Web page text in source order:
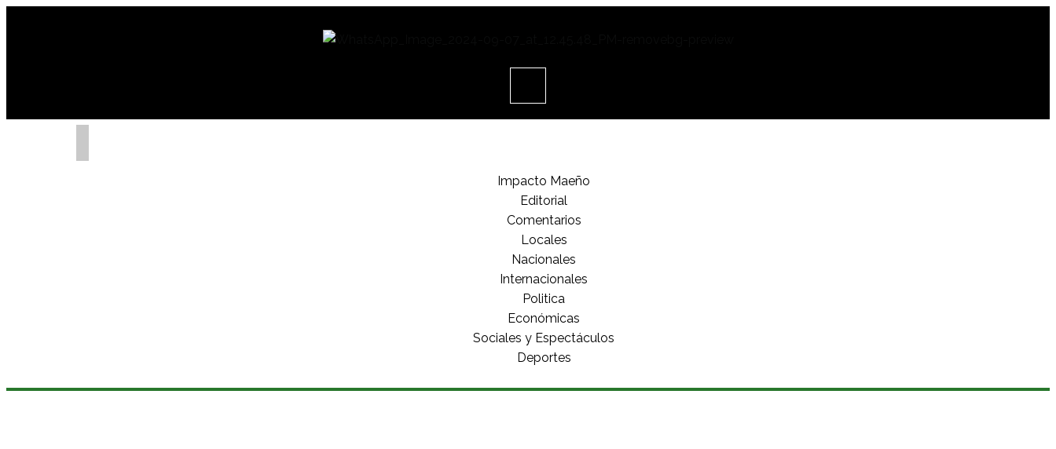
Impacto Maeño
Editorial
Comentarios
Locales
Nacionales
Internacionales
Politica
Económicas
Sociales y Espectáculos
Deportes